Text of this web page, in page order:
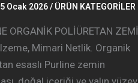
5 Ocak 2026/ ÜRÜN KATEGORİLER
ORGANİK POLİÜRETAN
Mimari Netlik. Organik
esaslı Purline zemin